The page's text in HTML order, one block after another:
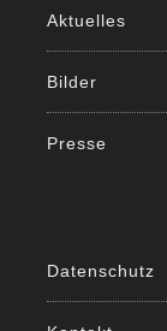
Aktuelles
Bilder
Presse
Datenschutz